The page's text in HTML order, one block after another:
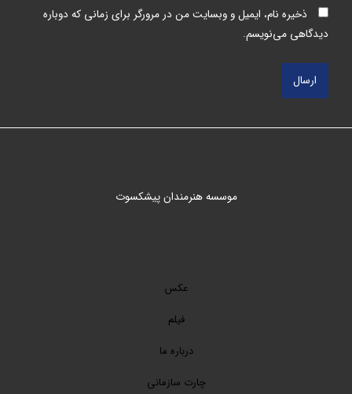
ذخیره نام، ایمیل و وبسایت من در مرورگر برای زمانی که دوباره
دیدگاهی می‌نویسم.
موسسه هنرمندان پیشکسوت
عکس
فیلم
درباره ما
چارت سازمانی